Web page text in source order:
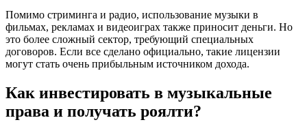
Помимо стриминга и радио, использование музыки в
фильмах, рекламах и видеоиграх также приносит деньги. Но
это более сложный сектор, требующий специальных
договоров. Если все сделано официально, такие лицензии
могут стать очень прибыльным источником дохода.
Как инвестировать в музыкальные
права и получать роялти?